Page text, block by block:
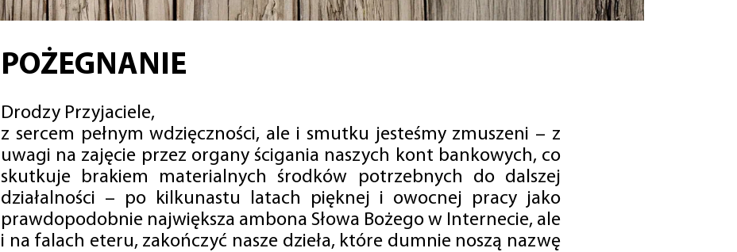
POŻEGNANIE
Drodzy Przyjaciele,
z sercem pełnym wdzięczności, ale i smutku jesteśmy zmuszeni – z
uwagi na zajęcie przez organy ścigania naszych kont bankowych, co
skutkuje brakiem materialnych środków potrzebnych do dalszej
działalności – po kilkunastu latach pięknej i owocnej pracy jako
prawdopodobnie największa ambona Słowa Bożego w Internecie, ale
i na falach eteru, zakończyć nasze dzieła, które dumnie noszą nazwę